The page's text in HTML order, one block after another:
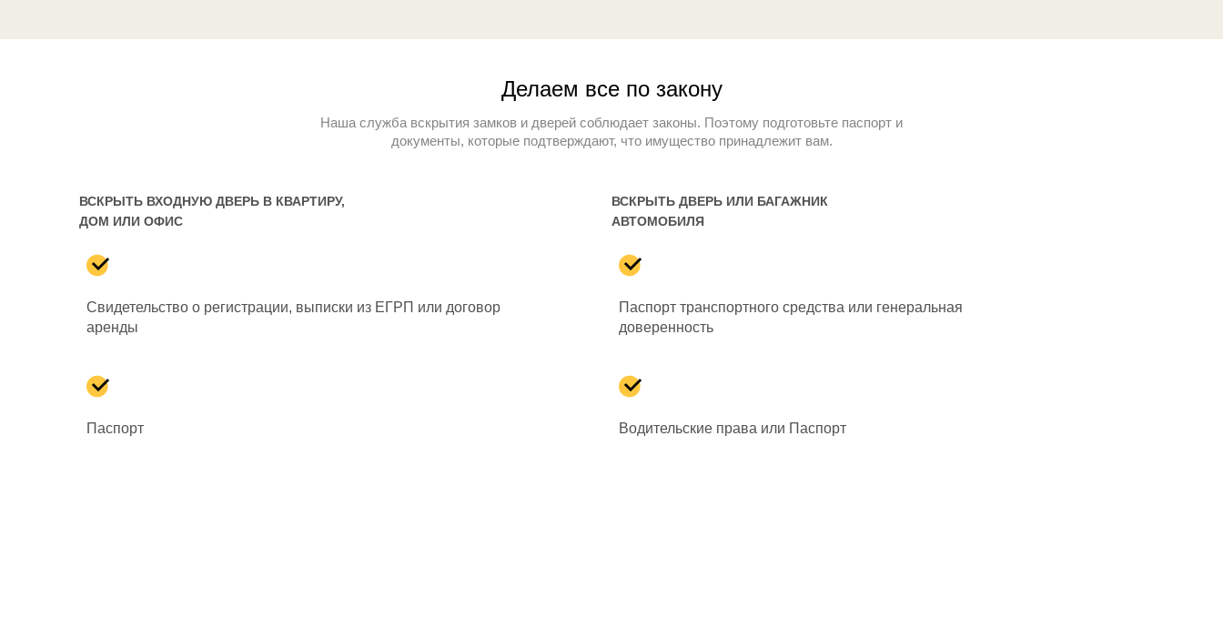
Делаем все по закону
Наша служба вскрытия замков и дверей соблюдает законы. Поэтому подготовьте паспорт и
документы, которые подтверждают, что имущество принадлежит вам.
ВСКРЫТЬ ВХОДНУЮ ДВЕРЬ В КВАРТИРУ,
ДОМ ИЛИ ОФИС
ВСКРЫТЬ ДВЕРЬ ИЛИ БАГАЖНИК
АВТОМОБИЛЯ
Свидетельство о регистрации, выписки из ЕГРП или договор
аренды
Паспорт транспортного средства или генеральная
доверенность
Паспорт Водительские права или Паспорт